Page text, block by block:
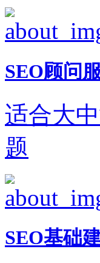
SEO顾问
适合大
题
SEO基础